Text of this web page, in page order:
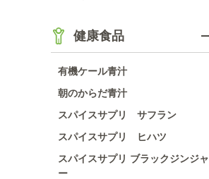
健康食品
有機ケール青汁
朝のからだ青汁
スパイスサプリ サフラン
スパイスサプリ ヒハツ
スパイスサプリ ブラックジンジャ
ー